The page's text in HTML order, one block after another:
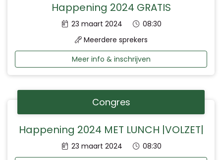
Happening 2024 GRATIS
Datum:
23 maart 2024 Tijd:
08:30
Meerdere sprekers
Meer info & inschrijven
Congres
Happening 2024 MET LUNCH |VOLZET|
Datum:
23 maart 2024 Tijd:
08:30